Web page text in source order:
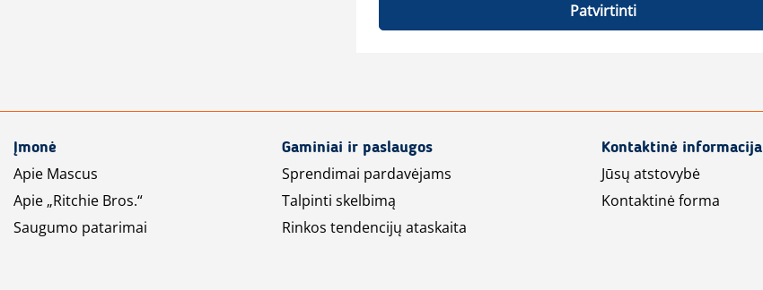
Patvirtinti
Įmonė
Apie Mascus
Apie „Ritchie Bros.“
Saugumo patarimai
Gaminiai ir paslaugos
Sprendimai pardavėjams
Talpinti skelbimą
Rinkos tendencijų ataskaita
Kontaktinė informacija
Jūsų atstovybė
Kontaktinė forma